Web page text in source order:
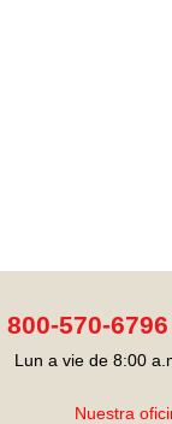
800-570-6796
Lun a vie de 8:00
Nuestra